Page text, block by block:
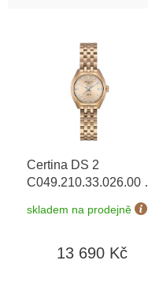
Certina DS 2
C049.210.33.026.00
prodloužená záruka 5
let
skladem na prodejně
13 690 Kč